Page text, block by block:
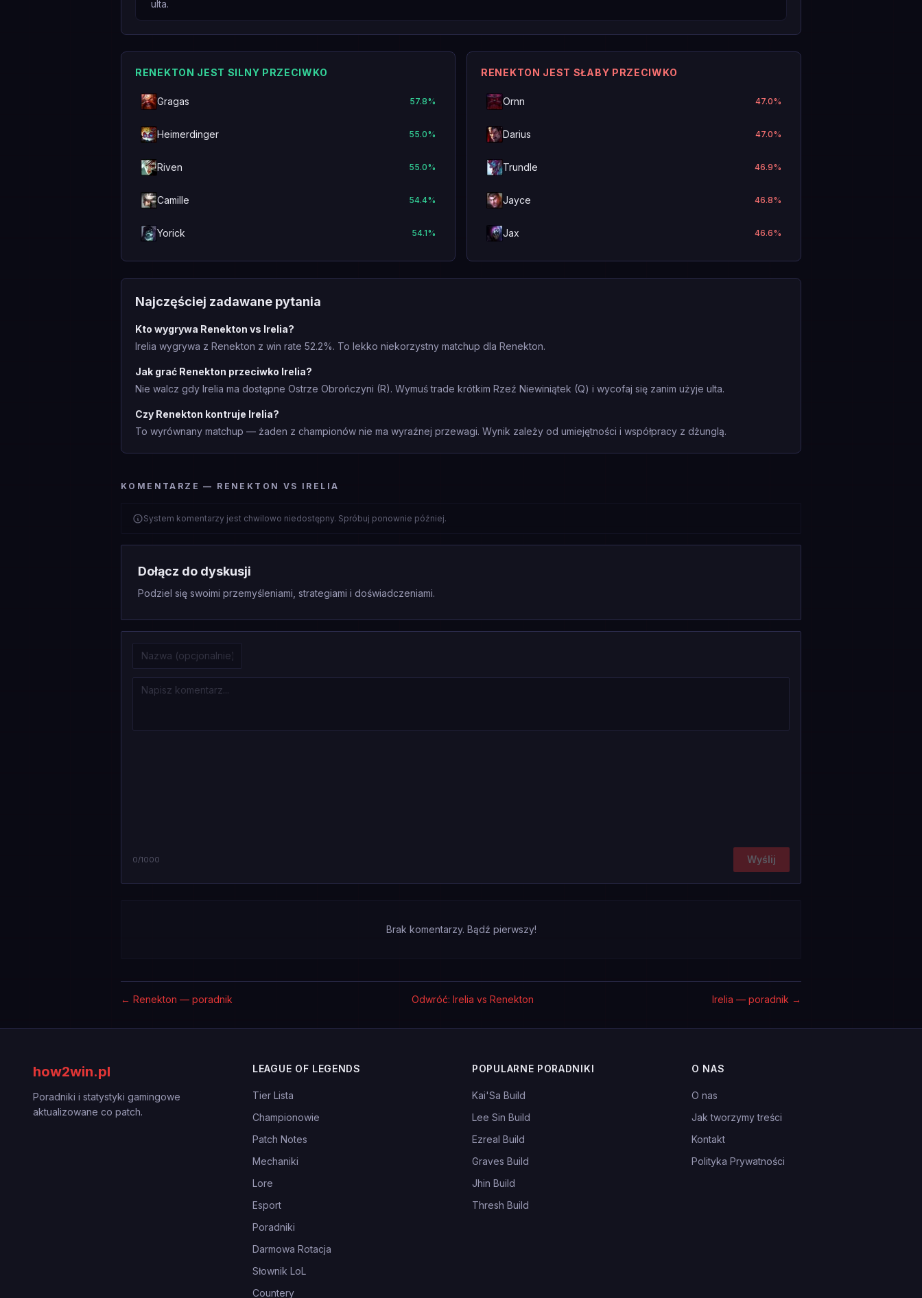
ulta.
RENEKTON JEST SILNY PRZECIWKO
Gragas 57.8%
Heimerdinger 55.0%
Riven 55.0%
Camille 54.4%
Yorick 54.1%
RENEKTON JEST SŁABY PRZECIWKO
Ornn 47.0%
Darius 47.0%
Trundle 46.9%
Jayce 46.8%
Jax 46.6%
Najczęściej zadawane pytania
Kto wygrywa Renekton vs Irelia?
Irelia wygrywa z Renekton z win rate 52.2%. To lekko niekorzystny matchup dla Renekton.
Jak grać Renekton przeciwko Irelia?
Nie walcz gdy Irelia ma dostępne Ostrze Obrończyni (R). Wymuś trade krótkim Rzeź Niewiniątek (Q) i wycofaj się zanim użyje ulta.
Czy Renekton kontruje Irelia?
To wyrównany matchup — żaden z championów nie ma wyraźnej przewagi. Wynik zależy od umiejętności i współpracy z dżunglą.
KOMENTARZE — RENEKTON VS IRELIA
System komentarzy jest chwilowo niedostępny. Spróbuj ponownie później.
Dołącz do dyskusji
Podziel się swoimi przemyśleniami, strategiami i doświadczeniami.
0/1000 Wyślij
Brak komentarzy. Bądź pierwszy!
← Renekton — poradnik Odwróć: Irelia vs Renekton Irelia — poradnik →
how2win.pl
Poradniki i statystyki gamingowe
aktualizowane co patch.
LEAGUE OF LEGENDS
Tier Lista
Championowie
Patch Notes
Mechaniki
Lore
Esport
Poradniki
Darmowa Rotacja
Słownik LoL
Countery
POPULARNE PORADNIKI
Kai'Sa Build
Lee Sin Build
Ezreal Build
Graves Build
Jhin Build
Thresh Build
O NAS
O nas
Jak tworzymy treści
Kontakt
Polityka Prywatności